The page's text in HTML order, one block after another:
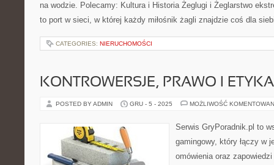
na wodzie. Polecamy: Kultura i Historia Żeglugi i Żeglarstwo
to port w sieci, w której każdy miłośnik żagli znajdzie coś dla
CATEGORIES: NIERUCHOMOŚCI
KONTROWERSJE, PRAWO I
POSTED BY ADMIN GRU - 5 - 2025 MOŻLIWOŚĆ
Serwis GryPoradnik.pl to
gamingowy, który łączy w
omówienia oraz